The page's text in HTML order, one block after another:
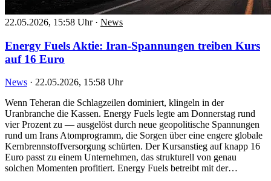
22.05.2026, 15:58 Uhr · News
Energy Fuels Aktie: Iran-Spannungen treiben Kurs
auf 16 Euro
News · 22.05.2026, 15:58 Uhr
Wenn Teheran die Schlagzeilen dominiert, klingeln in der
Uranbranche die Kassen. Energy Fuels legte am Donnerstag rund
vier Prozent zu — ausgelöst durch neue geopolitische Spannungen
rund um Irans Atomprogramm, die Sorgen über eine engere globale
Kernbrennstoffversorgung schürten. Der Kursanstieg auf knapp 16
Euro passt zu einem Unternehmen, das strukturell von genau
solchen Momenten profitiert. Energy Fuels betreibt mit der…